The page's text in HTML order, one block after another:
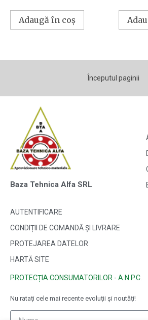
Adaugă în coș
Începutul paginii
Baza Tehnica Alfa SRL
AUTENTIFICARE
CONDIȚII DE COMANDĂ ȘI LIVRARE
PROTEJAREA DATELOR
HARTĂ SITE
PROTECȚIA CONSUMATORILOR - A.N.P.C.
Nu ratați cele mai recente evoluții și noutăți!